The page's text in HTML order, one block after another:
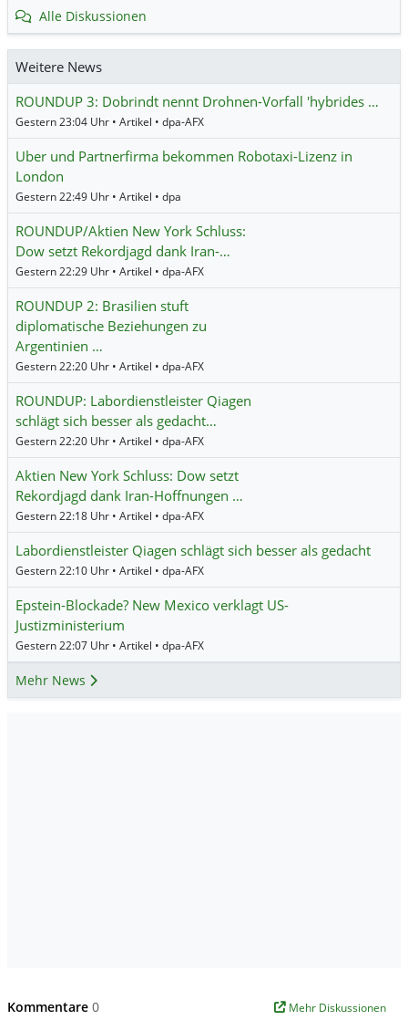
Alle Diskussionen
Weitere News
ROUNDUP 3: Dobrindt nennt Drohnen-Vorfall 'hybrides …
Gestern 23:04 Uhr • Artikel • dpa-AFX
Uber und Partnerfirma bekommen Robotaxi-Lizenz in
London
Gestern 22:49 Uhr • Artikel • dpa
ROUNDUP/Aktien New York Schluss:
Dow setzt Rekordjagd dank Iran-…
Gestern 22:29 Uhr • Artikel • dpa-AFX
ROUNDUP 2: Brasilien stuft
diplomatische Beziehungen zu
Argentinien …
Gestern 22:20 Uhr • Artikel • dpa-AFX
ROUNDUP: Labordienstleister Qiagen
schlägt sich besser als gedacht…
Gestern 22:20 Uhr • Artikel • dpa-AFX
Aktien New York Schluss: Dow setzt
Rekordjagd dank Iran-Hoffnungen …
Gestern 22:18 Uhr • Artikel • dpa-AFX
Labordienstleister Qiagen schlägt sich besser als gedacht
Gestern 22:10 Uhr • Artikel • dpa-AFX
Epstein-Blockade? New Mexico verklagt US-
Justizministerium
Gestern 22:07 Uhr • Artikel • dpa-AFX
Mehr News
Kommentare 0 Mehr Diskussionen